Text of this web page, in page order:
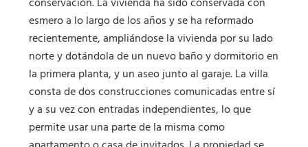
conservación. La vivienda ha sido conservada con
esmero a lo largo de los años y se ha reformado
recientemente, ampliándose la vivienda por su lado
norte y dotándola de un nuevo baño y dormitorio en
la primera planta, y un aseo junto al garaje. La villa
consta de dos construcciones comunicadas entre sí
y a su vez con entradas independientes, lo que
permite usar una parte de la misma como